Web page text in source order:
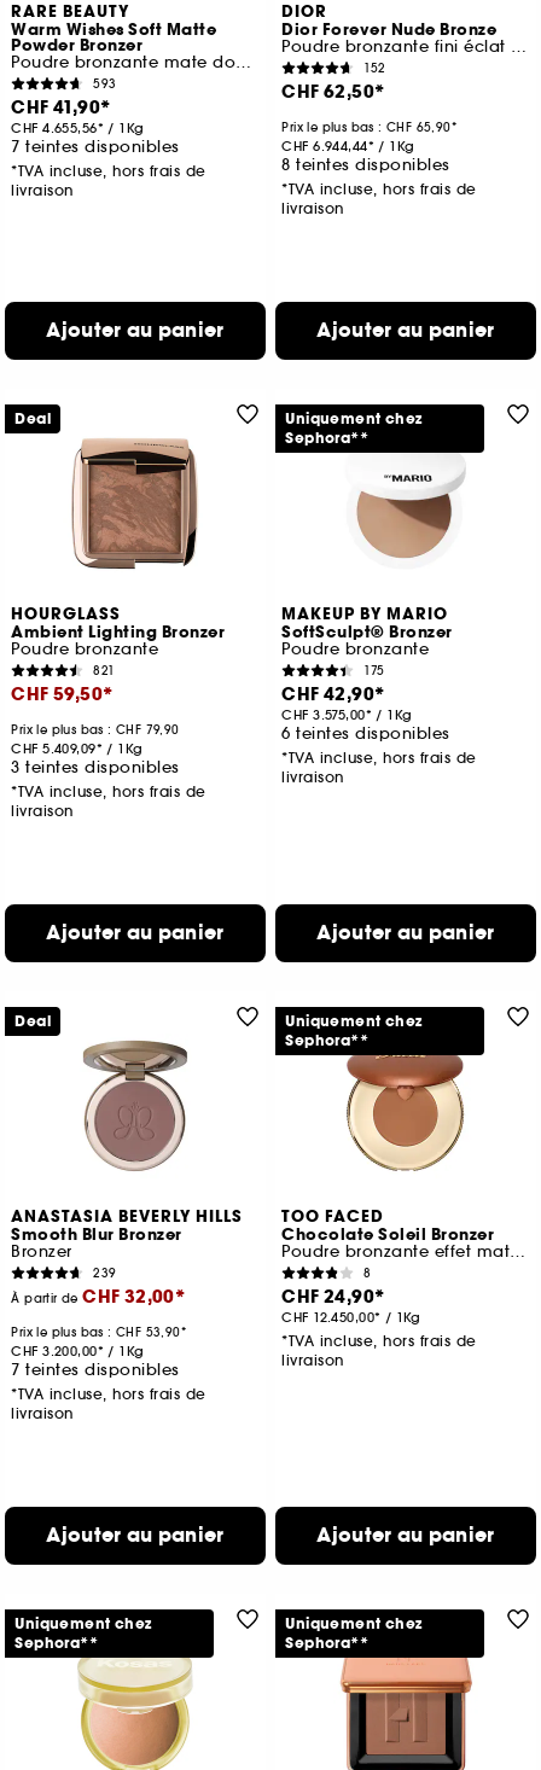
RARE BEAUTY
Warm Wishes Soft Matte
Powder Bronzer
Poudre bronzante mate douce
593
CHF 41,90
CHF 4.655,56 / 1Kg
7 teintes disponibles
*TVA incluse, hors frais de
livraison
Ajouter au panier
DIOR
Dior Forever Nude Bronze
Poudre bronzante fini éclat naturel ou mat
152
CHF 62,50
Prix le plus bas :CHF 65,90
CHF 6.944,44 / 1Kg
8 teintes disponibles
*TVA incluse, hors frais de
livraison
Ajouter au panier
HOURGLASS
Ambient Lighting Bronzer
Poudre bronzante
821
CHF 59,50
Prix le plus bas : CHF 79,90
CHF 5.409,09 / 1Kg
3 teintes disponibles
*TVA incluse, hors frais de
livraison
Ajouter au panier
Deal
MAKEUP BY MARIO
SoftSculpt® Bronzer
Poudre bronzante
175
CHF 42,90
CHF 3.575,00 / 1Kg
6 teintes disponibles
*TVA incluse, hors frais de
livraison
Ajouter au panier
Uniquement chez
Sephora**
ANASTASIA BEVERLY HILLS
Smooth Blur Bronzer
Bronzer
239
À partir deCHF 32,00
Prix le plus bas :CHF 53,90
CHF 3.200,00 / 1Kg
7 teintes disponibles
*TVA incluse, hors frais de
livraison
Ajouter au panier
Deal
TOO FACED
Chocolate Soleil Bronzer
Poudre bronzante effet mat floutté format voyage
8
CHF 24,90
CHF 12.450,00 / 1Kg
*TVA incluse, hors frais de
livraison
Ajouter au panier
Uniquement chez
Sephora**
Uniquement chez
Sephora**
Uniquement chez
Sephora**